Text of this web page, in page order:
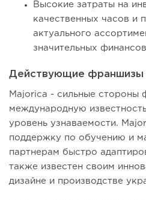
Высокие затраты на
качественных часов и
актуального
значительных
Действующие франшизы
Majorica - сильные
международную
уровень узнаваемости.
поддержку по обучению и
партнерам быстро
также известен своим
дизайне и производстве